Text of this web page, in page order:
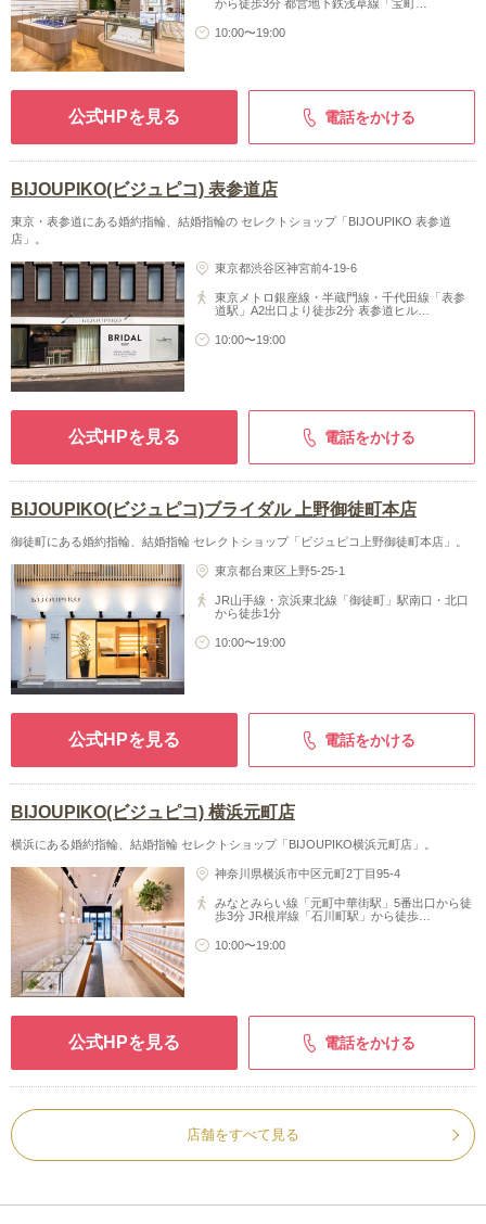
から徒歩3分 都営地下鉄浅草線「宝町…
10:00〜19:00
公式HPを見る 電話をかける
BIJOUPIKO(ビジュピコ) 表参道店
東京・表参道にある婚約指輪、結婚指輪の セレクトショップ「BIJOUPIKO 表参道
店」。
東京都渋谷区神宮前4-19-6
東京メトロ銀座線・半蔵門線・千代田線「表参
道駅」A2出口より徒歩2分 表参道ヒル…
10:00〜19:00
公式HPを見る 電話をかける
BIJOUPIKO(ビジュピコ)ブライダル 上野御徒町本店
御徒町にある婚約指輪、結婚指輪 セレクトショップ「ビジュピコ上野御徒町本店」。
東京都台東区上野5-25-1
JR山手線・京浜東北線「御徒町」駅南口・北口
から徒歩1分
10:00〜19:00
公式HPを見る 電話をかける
BIJOUPIKO(ビジュピコ) 横浜元町店
横浜にある婚約指輪、結婚指輪 セレクトショップ「BIJOUPIKO横浜元町店」。
神奈川県横浜市中区元町2丁目95-4
みなとみらい線「元町中華街駅」5番出口から徒
歩3分 JR根岸線「石川町駅」から徒歩…
10:00〜19:00
公式HPを見る 電話をかける
店舗をすべて見る